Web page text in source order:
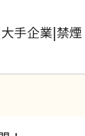
大手企業|禁